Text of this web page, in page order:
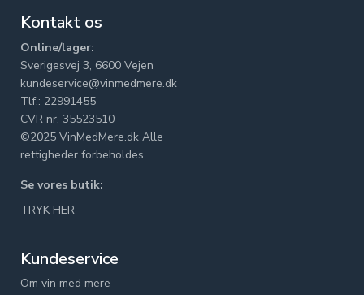
Kontakt os
Online/lager:
Sverigesvej 3, 6600 Vejen
kundeservice@vinmedmere.dk
Tlf.: 22991455
CVR nr. 35523510
©2025 VinMedMere.dk Alle
rettigheder forbeholdes
Se vores butik:
TRYK HER
Kundeservice
Om vin med mere